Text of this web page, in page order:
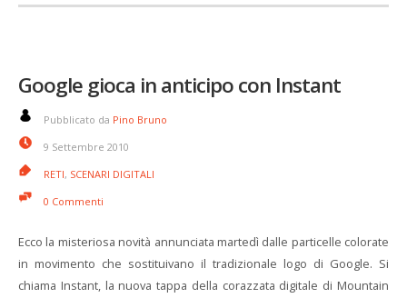
Google gioca in anticipo con Instant
Pubblicato da Pino Bruno
9 Settembre 2010
RETI, SCENARI DIGITALI
0 Commenti
Ecco la misteriosa novità annunciata martedì dalle particelle colorate
in movimento che sostituivano il tradizionale logo di Google. Si
chiama Instant, la nuova tappa della corazzata digitale di Mountain